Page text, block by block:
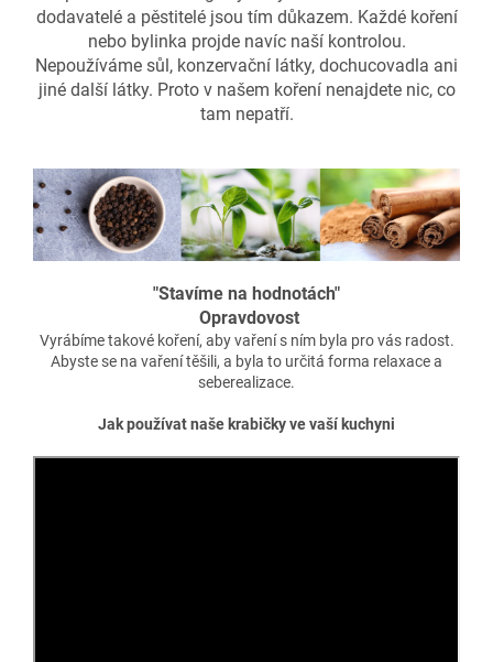
dodavatelé a pěstitelé jsou tím důkazem. Každé koření
nebo bylinka projde navíc naší kontrolou.
Nepoužíváme sůl, konzervační látky, dochucovadla ani
jiné další látky. Proto v našem koření nenajdete nic, co
tam nepatří.
"Stavíme na hodnotách"
Opravdovost
Vyrábíme takové koření, aby vaření s ním byla pro vás radost.
Abyste se na vaření těšili, a byla to určitá forma relaxace a
seberealizace.
Jak používat naše krabičky ve vaší kuchyni